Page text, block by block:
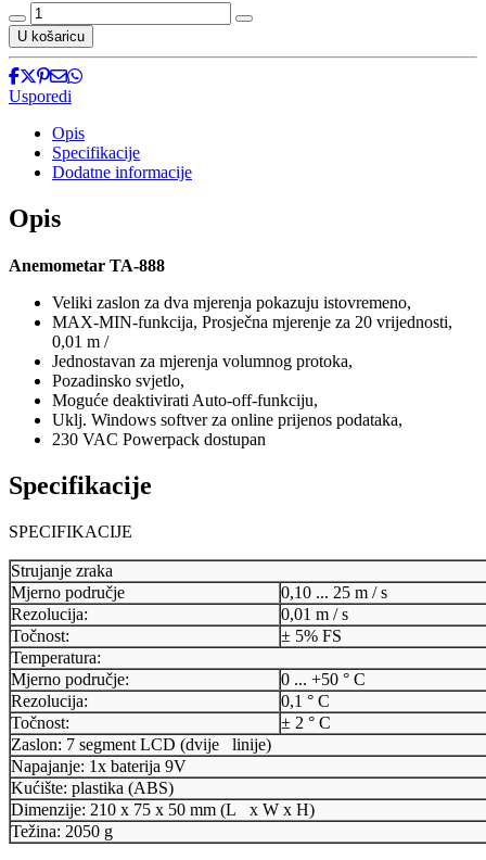
Anemometar
TA888
/
5020-
0888
količina
U košaricu
Usporedi
Opis
Specifikacije
Dodatne informacije
Opis
Anemometar TA-888
Veliki zaslon za dva mjerenja pokazuju istovremeno,
MAX-MIN-funkcija, Prosječna mjerenje za 20 vrijednosti,
0,01 m /
Jednostavan za mjerenja volumnog protoka,
Pozadinsko svjetlo,
Moguće deaktivirati Auto-off-funkciju,
Uklj. Windows softver za online prijenos podataka,
230 VAC Powerpack dostupan
Specifikacije
SPECIFIKACIJE
Strujanje zraka
Mjerno područje
0,10 ... 25 m / s
Rezolucija:
0,01 m / s
Točnost:
± 5% FS
Temperatura:
Mjerno područje:
0 ... +50 ° C
Rezolucija:
0,1 ° C
Točnost:
± 2 ° C
Zaslon: 7 segment LCD (dvije linije)
Napajanje: 1x baterija 9V
Kućište: plastika (ABS)
Dimenzije: 210 x 75 x 50 mm (L x W x H)
Težina: 2050 g